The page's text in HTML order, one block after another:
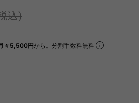
込)
々5,500円から。分割手数料無料